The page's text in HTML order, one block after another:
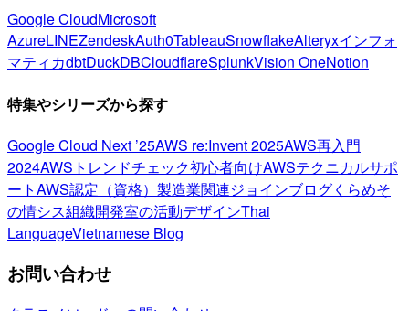
Google CloudMicrosoft
AzureLINEZendeskAuth0TableauSnowflakeAlteryxインフォ
マティカdbtDuckDBCloudflareSplunkVision OneNotion
特集やシリーズから探す
Google Cloud Next ’25AWS re:Invent 2025AWS再入門
2024AWSトレンドチェック初心者向けAWSテクニカルサポ
ートAWS認定（資格） 製造業関連ジョインブログくらめそ
の情シス組織開発室の活動デザインThai
LanguageVietnamese Blog
お問い合わせ